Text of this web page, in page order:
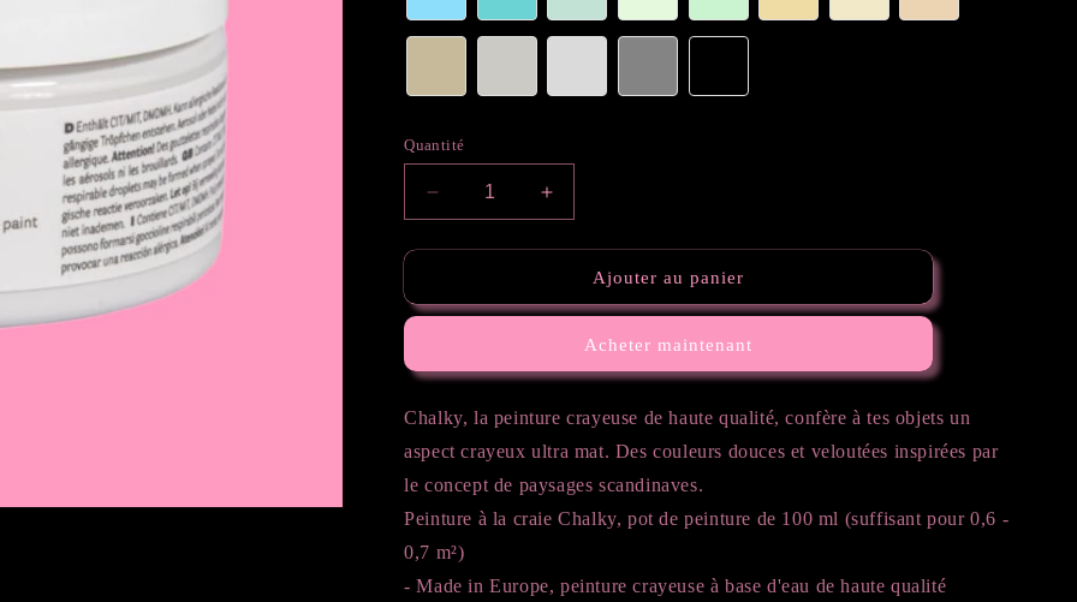
Quantité
Réduire
la
quantité
Peinture
Augmenter
la
quantité
Peinture
Ajouter au panier
Acheter maintenant
Chalky, la peinture crayeuse de haute qualité, confère à tes objets un
aspect crayeux ultra mat. Des couleurs douces et veloutées inspirées par
le concept de paysages scandinaves.
Peinture à la craie Chalky, pot de peinture de 100 ml (suffisant pour 0,6 -
0,7 m²)
- Made in Europe, peinture crayeuse à base d'eau de haute qualité